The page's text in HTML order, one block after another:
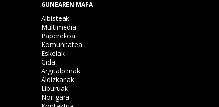
GUNEAREN MAPA
Albisteak
Multimedia
Paperekoa
Komunitatea
Eskelak
Gida
Argitalpenak
Aldizkariak
Liburuak
Nor gara